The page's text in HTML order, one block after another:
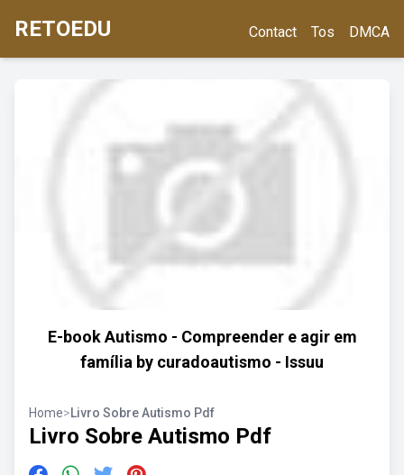
RETOEDU Contact Tos DMCA
E-book Autismo - Compreender e agir em
família by curadoautismo - Issuu
Home>Livro Sobre Autismo Pdf
Livro Sobre Autismo Pdf